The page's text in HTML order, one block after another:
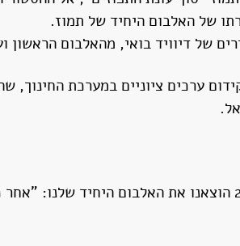
של האלבום היחיד של תמוז.
ערכים ציוניים במערכת החינוך,
בין השנים 1999–2001 הייתי חבר להקת החשמליות ובשנת 2000 הוצאנו את האלבום היחיד